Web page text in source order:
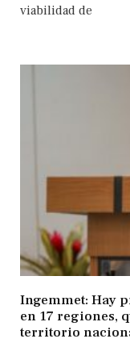
viabilidad de
Ingemmet: Hay
en 17 regiones,
territorio